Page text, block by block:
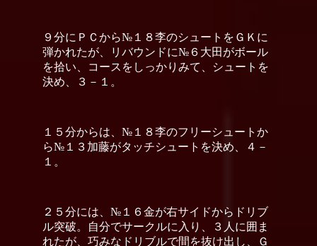
９分にＰＣから№１８李のシュートをＧＫに
弾かれたが、リバウンドに№６大田がボール
を拾い、コースをしっかりみて、シュートを
決め、３－１。
１５分からは、№１８李のフリーシュートか
ら№１３加藤がタッチシュートを決め、４－
１。
２５分には、№１６金が右サイドからドリブ
ル突破。自分でサークルに入り、３人に囲ま
れたが、巧みなドリブルで間を抜け出し、Ｇ